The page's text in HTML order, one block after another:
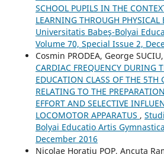
SCHOOL PUPILS IN THE
LEARNING THROUGH PHYSICAL
Universitatis Babeş-Bolyai
Volume 70, Special Issue 2,
Cosmin PRODEA, George SUCIU,
CARDIAC FREQUENCY DURING
EDUCATION CLASS OF THE 5TH
RELATING TO THE
EFFORT AND SELECTIVE
LOCOMOTOR APPARATUS ,
Bolyai Educatio Artis
December 2016
Nicolae Horațiu POP, Ancuța